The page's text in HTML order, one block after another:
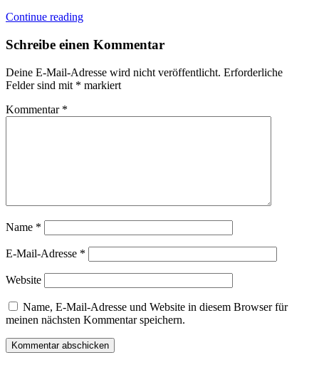
Continue reading
Schreibe einen Kommentar
Deine E-Mail-Adresse wird nicht veröffentlicht. Erforderliche
Felder sind mit * markiert
Kommentar *
Name *
E-Mail-Adresse *
Website
Name, E-Mail-Adresse und Website in diesem Browser für
meinen nächsten Kommentar speichern.